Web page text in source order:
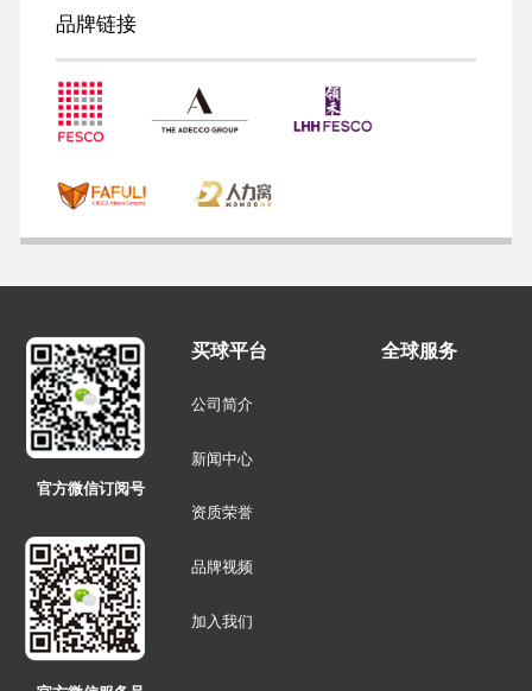
品牌链接
买球平台
公司简介
新闻中心
资质荣誉
品牌视频
加入我们
全球服务
官方微信订阅号